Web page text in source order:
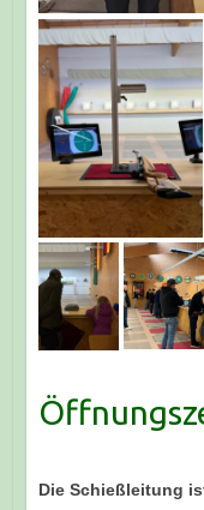
Die Schießleitung